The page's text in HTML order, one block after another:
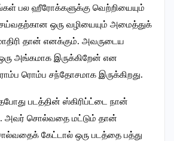
பல ஹீரோக்களுக்கு வெற்றியையும்
ஒரு வழியையும் அமைத்துக்
தான் எனக்கும். அவருடைய
அங்கமாக இருக்கிறேன் என
ரொம்ப சந்தோசமாக இருக்கிறது.
படத்தின் ஸ்கிரிப்ட்டை நான்
அவர் சொல்வதை மட்டும் தான்
கேட்டால் ஒரு படத்தை பத்து